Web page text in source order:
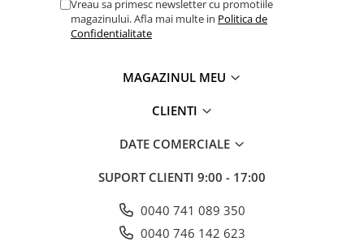
Vreau sa primesc newsletter cu promotiile
magazinului. Afla mai multe in Politica de
Confidentialitate
MAGAZINUL MEU
CLIENTI
DATE COMERCIALE
SUPORT CLIENTI 9:00 - 17:00
0040 741 089 350
0040 746 142 623